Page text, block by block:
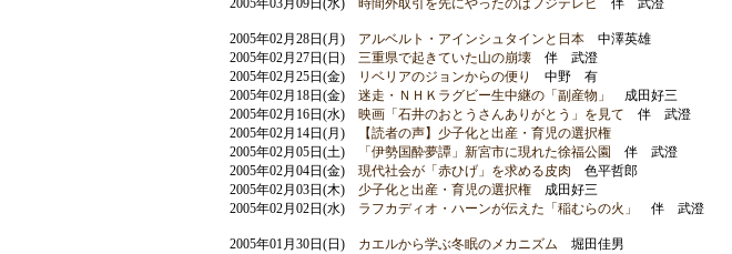
2005年03月09日(水) 時間外取引を先にやったのはフジテレビ伴 武澄
2005年02月28日(月) アルベルト・アインシュタインと日本中澤英雄
2005年02月27日(日) 三重県で起きていた山の崩壊伴 武澄
2005年02月25日(金)
リベリアのジョンからの便り
中野 有
2005年02月18日(金) 迷走・ＮＨＫラグビー生中継の「副産物」
成田好三
2005年02月16日(水) 映画「石井のおとうさんありがとう」を見て 伴 武澄
2005年02月14日(月)
【読者の声】少子化と出産・育児の選択権
2005年02月05日(土)
「伊勢国酔夢譚」新宮市に現れた徐福公園
伴 武澄
2005年02月04日(金) 現代社会が「赤ひげ」を求める皮肉 色平哲郎
2005年02月03日(木)
少子化と出産・育児の選択権成田好三
2005年02月02日(水)
ラフカディオ・ハーンが伝えた「稲むらの火」 伴 武澄
2005年01月30日(日) カエルから学ぶ冬眠のメカニズム 堀田佳男